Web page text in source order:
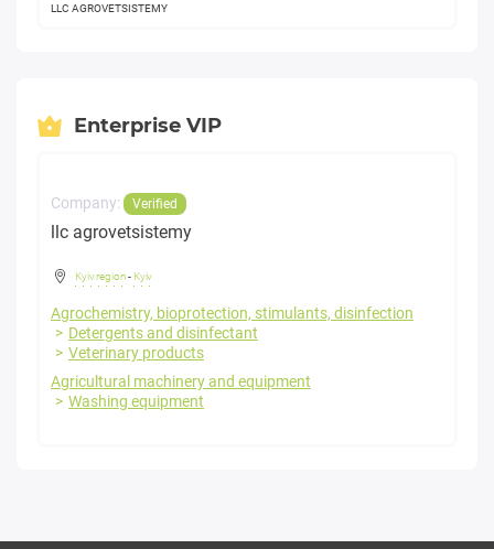
LLC AGROVETSISTEMY
Enterprise VIP
Company: Verified
llc agrovetsistemy
Kyiv region- Kyiv
Agrochemistry, bioprotection, stimulants, disinfection
Detergents and disinfectant
Veterinary products
Agricultural machinery and equipment
Washing equipment